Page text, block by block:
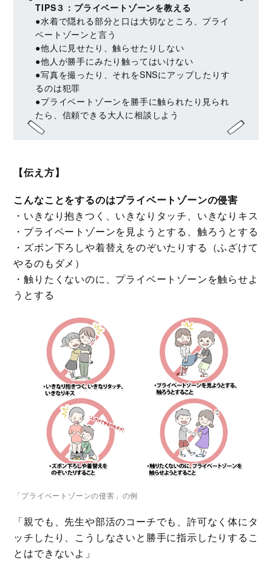
TIPS３：プライベートゾーンを教える
●水着で隠れる部分と口は大切なところ、プライ
ベートゾーンと言う
●他人に見せたり、触らせたりしない
●他人が勝手にみたり触ってはいけない
●写真を撮ったり、それをSNSにアップしたりす
るのは犯罪
●プライベートゾーンを勝手に触られたり見られ
たら、信頼できる大人に相談しよう
【伝え方】
こんなことをするのはプライベートゾーンの侵害
・いきなり抱きつく、いきなりタッチ、いきなりキス
・プライベートゾーンを見ようとする、触ろうとする
・ズボン下ろしや着替えをのぞいたりする（ふざけて
やるのもダメ）
・触りたくないのに、プライベートゾーンを触らせよ
うとする
「プライベートゾーンの侵害」の例
「親でも、先生や部活のコーチでも、許可なく体にタ
ッチしたり、こうしなさいと勝手に指示したりするこ
とはできないよ」